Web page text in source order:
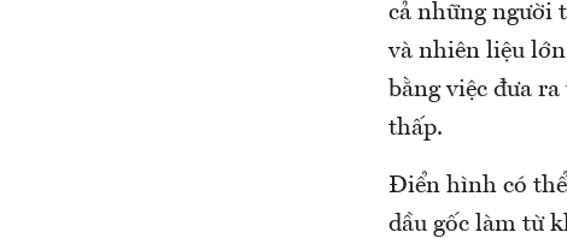
cả những người
và nhiên liệu
bằng việc đưa
thấp.
Điển hình có thể
dầu gốc làm từ